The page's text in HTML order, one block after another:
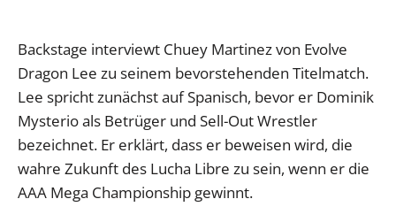
Backstage interviewt Chuey Martinez von Evolve
Dragon Lee zu seinem bevorstehenden Titelmatch.
Lee spricht zunächst auf Spanisch, bevor er Dominik
Mysterio als Betrüger und Sell-Out Wrestler
bezeichnet. Er erklärt, dass er beweisen wird, die
wahre Zukunft des Lucha Libre zu sein, wenn er die
AAA Mega Championship gewinnt.